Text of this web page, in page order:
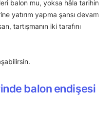
balon mu, yoksa hâla tarihin
yatırım yapma şansı devam
tartışmanın iki tarafını
balon endişesi